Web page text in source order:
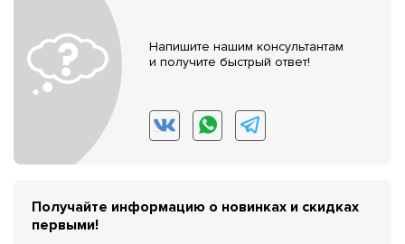
Напишите нашим консультантам
и получите быстрый ответ!
Получайте информацию о новинках и скидках
первыми!